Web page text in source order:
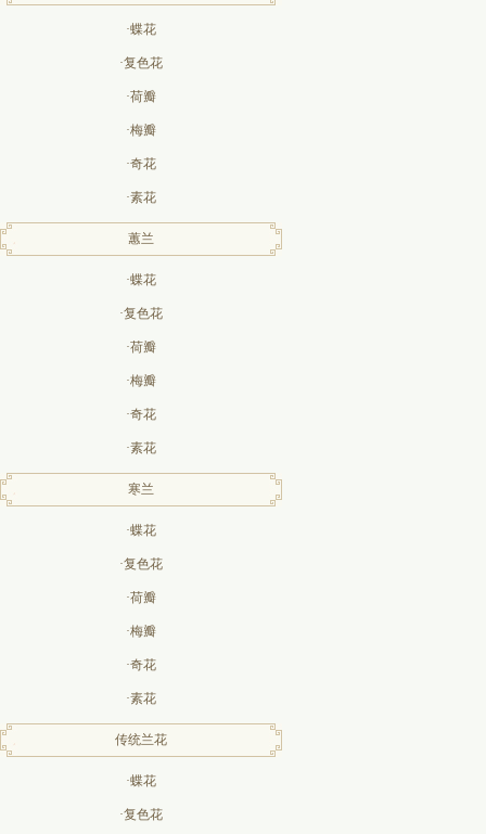
·蝶花
·复色花
·荷瓣
·梅瓣
·奇花
·素花
蕙兰
·蝶花
·复色花
·荷瓣
·梅瓣
·奇花
·素花
寒兰
·蝶花
·复色花
·荷瓣
·梅瓣
·奇花
·素花
传统兰花
·蝶花
·复色花